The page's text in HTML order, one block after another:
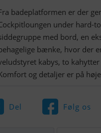
badeplatformen er der
under hard-
med bord, en
bænke, hvor der
kabys, to
og detaljer er på
Del Følg os